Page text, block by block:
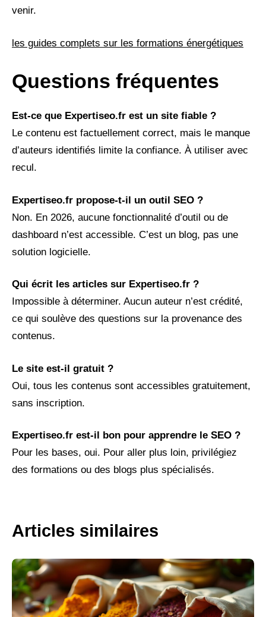
venir.
les guides complets sur les formations énergétiques
Questions fréquentes
Est-ce que Expertiseo.fr est un site fiable ?
Le contenu est factuellement correct, mais le manque
d’auteurs identifiés limite la confiance. À utiliser avec
recul.
Expertiseo.fr propose-t-il un outil SEO ?
Non. En 2026, aucune fonctionnalité d’outil ou de
dashboard n’est accessible. C’est un blog, pas une
solution logicielle.
Qui écrit les articles sur Expertiseo.fr ?
Impossible à déterminer. Aucun auteur n’est crédité,
ce qui soulève des questions sur la provenance des
contenus.
Le site est-il gratuit ?
Oui, tous les contenus sont accessibles gratuitement,
sans inscription.
Expertiseo.fr est-il bon pour apprendre le SEO ?
Pour les bases, oui. Pour aller plus loin, privilégiez
des formations ou des blogs plus spécialisés.
Articles similaires